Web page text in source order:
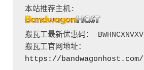
搬瓦工最新优惠码： BWHNCXNVXV
搬瓦工官网地址：
https://bandwagonhost.com/